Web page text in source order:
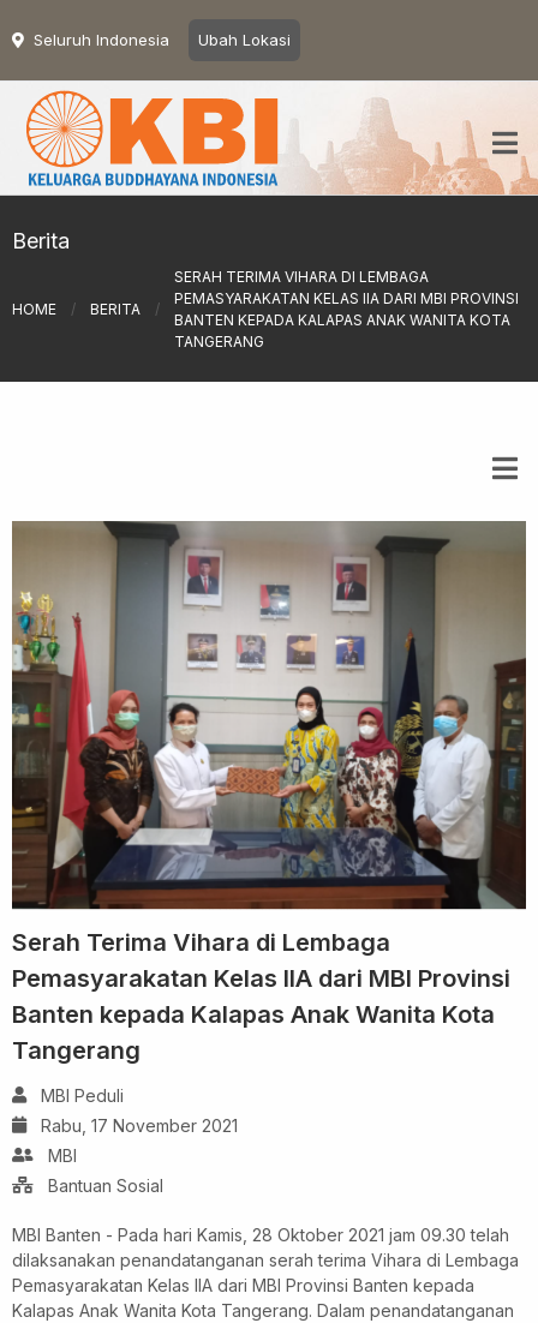
Seluruh Indonesia Ubah Lokasi
Berita
HOME / BERITA /
SERAH TERIMA VIHARA DI LEMBAGA
PEMASYARAKATAN KELAS IIA DARI MBI PROVINSI
BANTEN KEPADA KALAPAS ANAK WANITA KOTA
TANGERANG
Serah Terima Vihara di Lembaga
Pemasyarakatan Kelas IIA dari MBI Provinsi
Banten kepada Kalapas Anak Wanita Kota
Tangerang
MBI Peduli
Rabu, 17 November 2021
MBI
Bantuan Sosial
MBI Banten - Pada hari Kamis, 28 Oktober 2021 jam 09.30 telah
dilaksanakan penandatanganan serah terima Vihara di Lembaga
Pemasyarakatan Kelas IIA dari MBI Provinsi Banten kepada
Kalapas Anak Wanita Kota Tangerang. Dalam penandatanganan